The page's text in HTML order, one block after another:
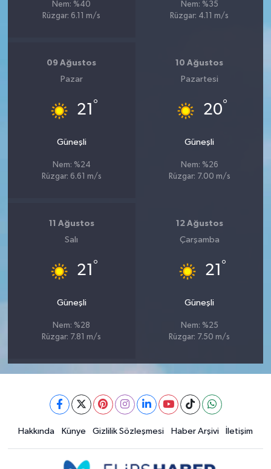
Nem: %40
Rüzgar: 6.11 m/s
Nem: %35
Rüzgar: 4.11 m/s
09 Ağustos
Pazar
21 °
Güneşli
Nem: %24
Rüzgar: 6.61 m/s
10 Ağustos
Pazartesi
20°
Güneşli
Nem: %26
Rüzgar: 7.00 m/s
11 Ağustos
Salı
21 °
Güneşli
Nem: %28
Rüzgar: 7.81 m/s
12 Ağustos
Çarşamba
21 °
Güneşli
Nem: %25
Rüzgar: 7.50 m/s
Hakkında Künye Gizlilik Sözleşmesi Haber Arşivi İletişim